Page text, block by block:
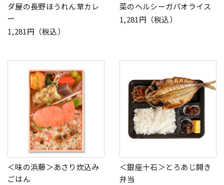
ダ屋の長野ほうれん草カレ
ー
1,281円（税込）
菜のヘルシーガパオライス
1,281円（税込）
＜味の浜藤＞あさり炊込み
ごはん
＜銀座十石＞とろあじ開き
弁当